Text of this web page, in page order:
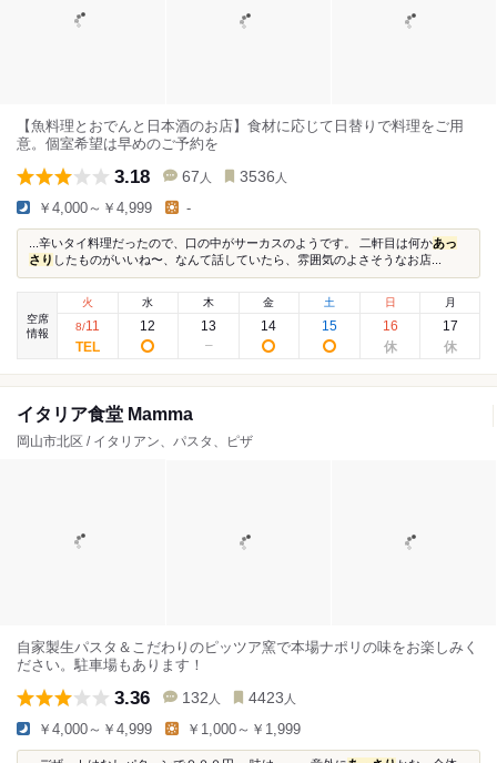
【魚料理とおでんと日本酒のお店】食材に応じて日替りで料理をご用
意。個室希望は早めのご予約を
3.18 67 人 3536 人
￥4,000～￥4,999 -
...辛いタイ料理だったので、口の中がサーカスのようです。 二軒目は何かあっ
さり したものがいいね〜、なんて話していたら、雰囲気のよさそうなお店...
空席
情報
火
8/11
水
12
木
13
金
14
土
15
日
16
月
17
イタリア食堂 Mamma
岡山市北区 / イタリアン、パスタ、ピザ
自家製生パスタ＆こだわりのピッツア窯で本場ナポリの味をお楽しみく
ださい。駐車場もあります！
3.36 132 人 4423 人
￥4,000～￥4,999 ￥1,000～￥1,999